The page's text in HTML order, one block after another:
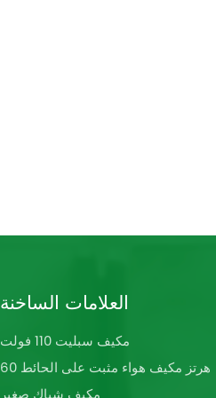
العلامات الساخنة
مكيف سبليت 110 فولت
60 هرتز مكيف هواء مثبت على الحائط